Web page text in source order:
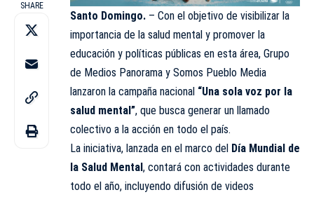
SHARE
Santo Domingo. – Con el objetivo de visibilizar la
importancia de la salud mental y promover la
educación y políticas públicas en esta área, Grupo
de Medios Panorama y Somos Pueblo Media
lanzaron la campaña nacional “Una sola voz por la
salud mental”, que busca generar un llamado
colectivo a la acción en todo el país.
La iniciativa, lanzada en el marco del Día Mundial de
la Salud Mental, contará con actividades durante
todo el año, incluyendo difusión de videos